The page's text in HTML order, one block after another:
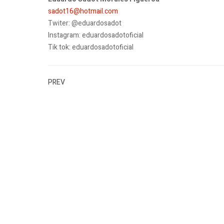
sadot16@hotmail.com
Twiter: @eduardosadot
Instagram: eduardosadotoficial
Tik tok: eduardosadotoficial
PREV